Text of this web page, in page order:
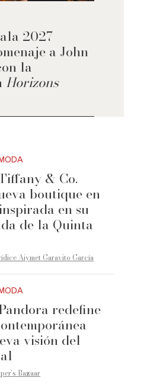
2027
a John
la
Horizons
MODA
& Co.
boutique en
en su
de la Quinta
Aiymet Garavito García
MODA
redefine
visión del
Bazaar